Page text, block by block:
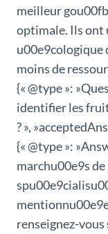
meilleur
optimale. Ils ont
u00e9cologique
moins de
{« @type »:
identifier les
? »,
{« @type »:
marchu00e9s
renseignez-